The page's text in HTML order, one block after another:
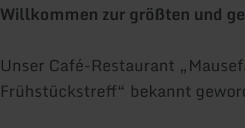
Willkommen zur größten und
Unser Café-Restaurant
Frühstückstreff“ bekannt